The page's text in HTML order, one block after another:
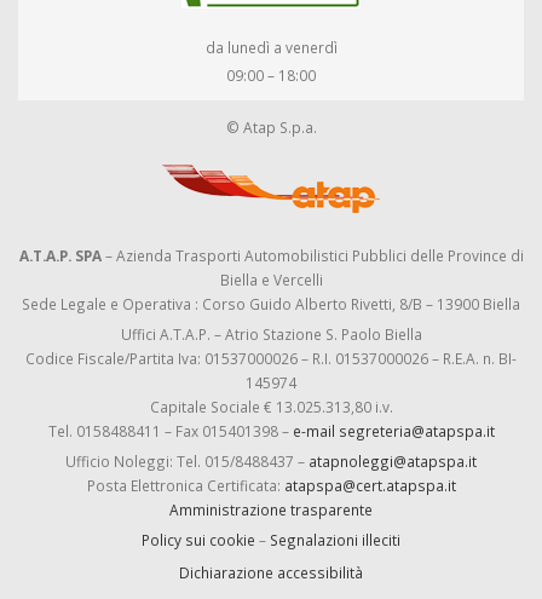
da lunedì a venerdì
09:00 – 18:00
© Atap S.p.a.
A.T.A.P. SPA– Azienda Trasporti Automobilistici Pubblici delle Province di
Biella e Vercelli
Sede Legale e Operativa : Corso Guido Alberto Rivetti, 8/B – 13900 Biella
Uffici A.T.A.P. – Atrio Stazione S. Paolo Biella
Codice Fiscale/Partita Iva: 01537000026 – R.I. 01537000026 – R.E.A. n. BI-
145974
Capitale Sociale € 13.025.313,80 i.v.
Tel. 0158488411 – Fax 015401398 – e-mail segreteria@atapspa.it
Ufficio Noleggi: Tel. 015/8488437 – atapnoleggi@atapspa.it
Posta Elettronica Certificata: atapspa@cert.atapspa.it
Amministrazione trasparente
Policy sui cookie – Segnalazioni illeciti
Dichiarazione accessibilità